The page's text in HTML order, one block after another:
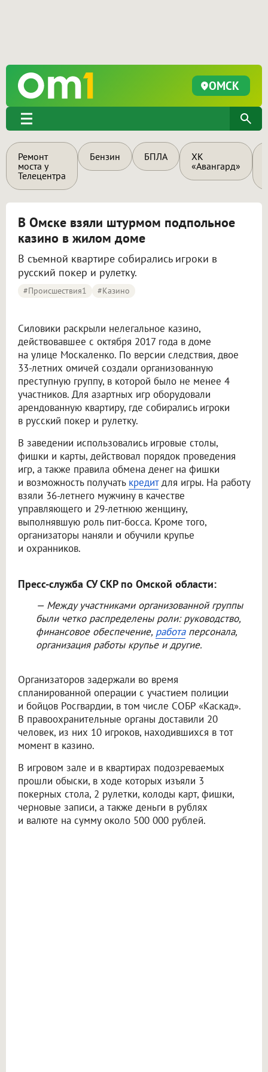
ОМСК
Ремонт
моста у
Телецентра
Бензин БПЛА
ХК
«Авангард»
В Омске взяли штурмом подпольное
казино в жилом доме
В съемной квартире собирались игроки в
русский покер и рулетку.
#Происшествия1 #казино
Силовики раскрыли нелегальное казино,
действовавшее с октября 2017 года в доме
на улице Москаленко. По версии следствия, двое
33-летних омичей создали организованную
преступную группу, в которой было не менее 4
участников. Для азартных игр оборудовали
арендованную квартиру, где собирались игроки
в русский покер и рулетку.
В заведении использовались игровые столы,
фишки и карты, действовал порядок проведения
игр, а также правила обмена денег на фишки
и возможность получать кредитдля игры. На работу
взяли 36-летнего мужчину в качестве
управляющего и 29-летнюю женщину,
выполнявшую роль пит-босса. Кроме того,
организаторы наняли и обучили крупье
и охранников.
Пресс-служба СУ СКР по Омской области:
— Между участниками организованной группы
были четко распределены роли: руководство,
финансовое обеспечение, работаперсонала,
организация работы крупье и другие.
Организаторов задержали во время
спланированной операции с участием полиции
и бойцов Росгвардии, в том числе СОБР «Каскад».
В правоохранительные органы доставили 20
человек, из них 10 игроков, находившихся в тот
момент в казино.
В игровом зале и в квартирах подозреваемых
прошли обыски, в ходе которых изъяли 3
покерных стола, 2 рулетки, колоды карт, фишки,
черновые записи, а также деньги в рублях
и валюте на сумму около 500 000 рублей.